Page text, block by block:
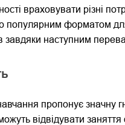
враховувати різні
популярним форматом для
завдяки наступним
пропонує значну
відвідувати заняття